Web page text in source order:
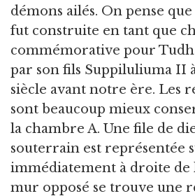
démons ailés. On pense
fut construite en tant que
commémorative pour
par son fils Suppiluliuma II
siècle avant notre ère. Les
sont beaucoup mieux
la chambre A. Une file de
souterrain est représentée
immédiatement à droite de
mur opposé se trouve une